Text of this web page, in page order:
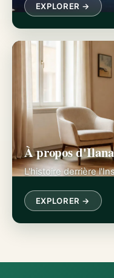
EXPLORER →
À propos d'Ilana
L'histoire derrière
EXPLORER →